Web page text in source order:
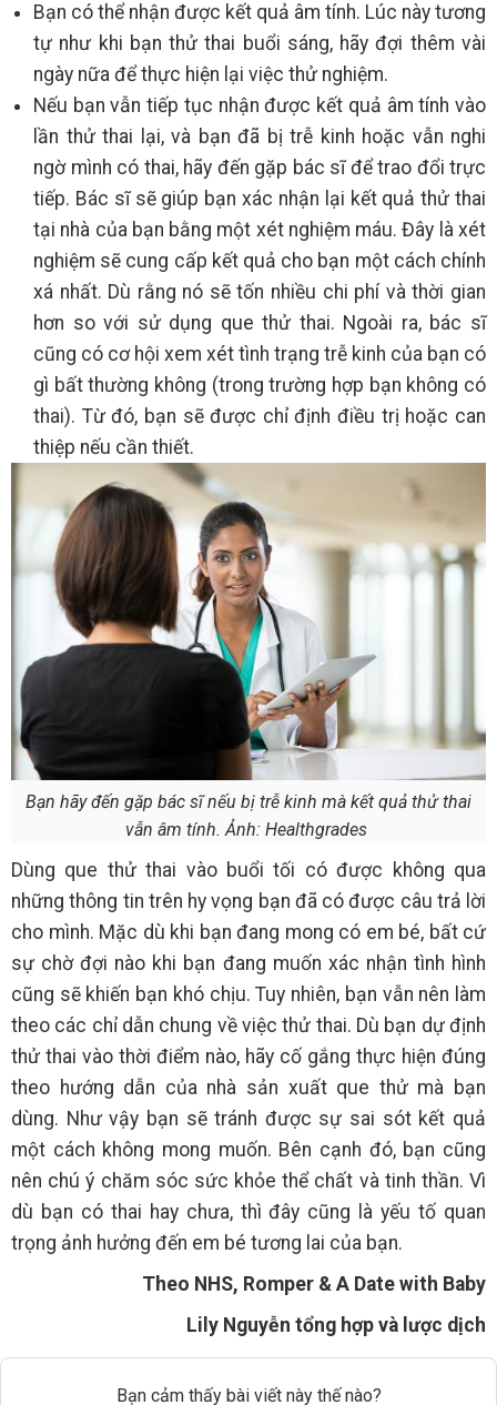
Bạn có thể nhận được kết quả âm tính. Lúc này tương
tự như khi bạn thử thai buổi sáng, hãy đợi thêm vài
ngày nữa để thực hiện lại việc thử nghiệm.
Nếu bạn vẫn tiếp tục nhận được kết quả âm tính vào
lần thử thai lại, và bạn đã bị trễ kinh hoặc vẫn nghi
ngờ mình có thai, hãy đến gặp bác sĩ để trao đổi trực
tiếp. Bác sĩ sẽ giúp bạn xác nhận lại kết quả thử thai
tại nhà của bạn bằng một xét nghiệm máu. Đây là xét
nghiệm sẽ cung cấp kết quả cho bạn một cách chính
xá nhất. Dù rằng nó sẽ tốn nhiều chi phí và thời gian
hơn so với sử dụng que thử thai. Ngoài ra, bác sĩ
cũng có cơ hội xem xét tình trạng trễ kinh của bạn có
gì bất thường không (trong trường hợp bạn không có
thai). Từ đó, bạn sẽ được chỉ định điều trị hoặc can
thiệp nếu cần thiết.
Bạn hãy đến gặp bác sĩ nếu bị trễ kinh mà kết quả thử thai
vẫn âm tính. Ảnh: Healthgrades
Dùng que thử thai vào buổi tối có được không qua
những thông tin trên hy vọng bạn đã có được câu trả lời
cho mình. Mặc dù khi bạn đang mong có em bé, bất cứ
sự chờ đợi nào khi bạn đang muốn xác nhận tình hình
cũng sẽ khiến bạn khó chịu. Tuy nhiên, bạn vẫn nên làm
theo các chỉ dẫn chung về việc thử thai. Dù bạn dự định
thử thai vào thời điểm nào, hãy cố gắng thực hiện đúng
theo hướng dẫn của nhà sản xuất que thử mà bạn
dùng. Như vậy bạn sẽ tránh được sự sai sót kết quả
một cách không mong muốn. Bên cạnh đó, bạn cũng
nên chú ý chăm sóc sức khỏe thể chất và tinh thần. Vì
dù bạn có thai hay chưa, thì đây cũng là yếu tố quan
trọng ảnh hưởng đến em bé tương lai của bạn.
Theo NHS, Romper & A Date with Baby
Lily Nguyễn tổng hợp và lược dịch
Bạn cảm thấy bài viết này thế nào?